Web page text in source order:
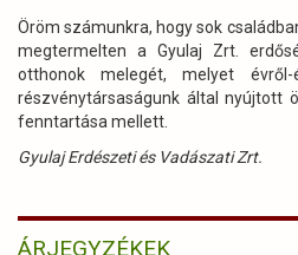
Öröm számunkra, hogy sok
megtermelten a Gyulaj Zrt.
otthonok melegét, melyet
részvénytársaságunk által nyújtott
fenntartása mellett.
Gyulaj Erdészeti és Vadászati Zrt.
ÁRJEGYZÉKEK